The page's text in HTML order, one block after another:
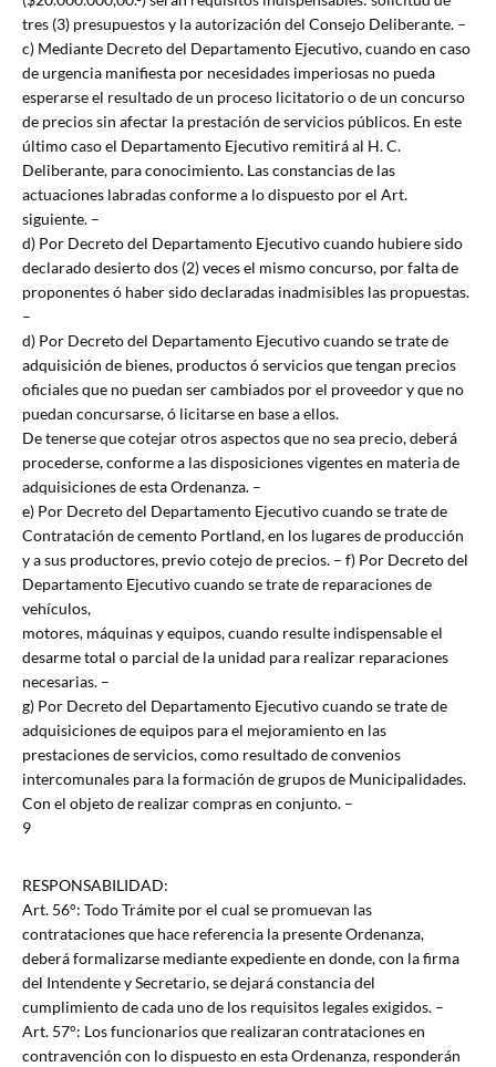
tres (3) presupuestos y la autorización del Consejo Deliberante. –
c) Mediante Decreto del Departamento Ejecutivo, cuando en caso
de urgencia manifiesta por necesidades imperiosas no pueda
esperarse el resultado de un proceso licitatorio o de un concurso
de precios sin afectar la prestación de servicios públicos. En este
último caso el Departamento Ejecutivo remitirá al H. C.
Deliberante, para conocimiento. Las constancias de las
actuaciones labradas conforme a lo dispuesto por el Art.
siguiente. –
d) Por Decreto del Departamento Ejecutivo cuando hubiere sido
declarado desierto dos (2) veces el mismo concurso, por falta de
proponentes ó haber sido declaradas inadmisibles las propuestas.
–
d) Por Decreto del Departamento Ejecutivo cuando se trate de
adquisición de bienes, productos ó servicios que tengan precios
oficiales que no puedan ser cambiados por el proveedor y que no
puedan concursarse, ó licitarse en base a ellos.
De tenerse que cotejar otros aspectos que no sea precio, deberá
procederse, conforme a las disposiciones vigentes en materia de
adquisiciones de esta Ordenanza. –
e) Por Decreto del Departamento Ejecutivo cuando se trate de
Contratación de cemento Portland, en los lugares de producción
y a sus productores, previo cotejo de precios. – f) Por Decreto del
Departamento Ejecutivo cuando se trate de reparaciones de
vehículos,
motores, máquinas y equipos, cuando resulte indispensable el
desarme total o parcial de la unidad para realizar reparaciones
necesarias. –
g) Por Decreto del Departamento Ejecutivo cuando se trate de
adquisiciones de equipos para el mejoramiento en las
prestaciones de servicios, como resultado de convenios
intercomunales para la formación de grupos de Municipalidades.
Con el objeto de realizar compras en conjunto. –
9
RESPONSABILIDAD:
Art. 56°: Todo Trámite por el cual se promuevan las
contrataciones que hace referencia la presente Ordenanza,
deberá formalizarse mediante expediente en donde, con la firma
del Intendente y Secretario, se dejará constancia del
cumplimiento de cada uno de los requisitos legales exigidos. –
Art. 57°: Los funcionarios que realizaran contrataciones en
contravención con lo dispuesto en esta Ordenanza, responderán